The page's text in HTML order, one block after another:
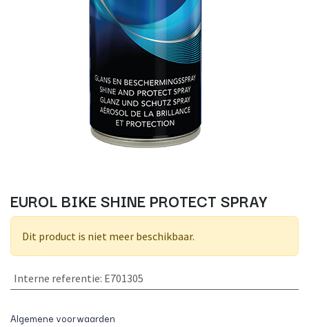
EUROL BIKE SHINE PROTECT SPRAY
Dit product is niet meer beschikbaar.
Interne referentie: E701305
Algemene voorwaarden